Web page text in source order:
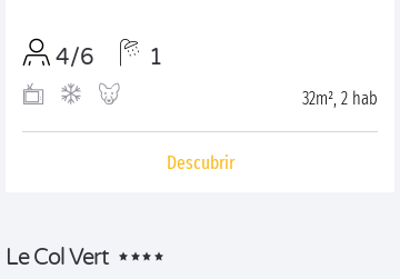
4/6 1
32m², 2 hab
Descubrir
Le Col Vert